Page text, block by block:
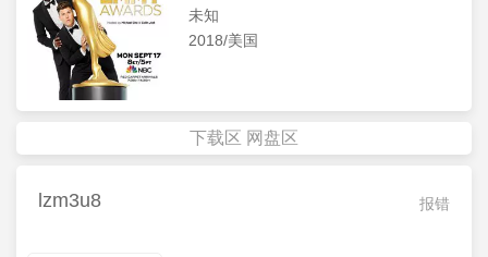
未知
2018/美国
下载区 网盘区
报错
lzm3u8